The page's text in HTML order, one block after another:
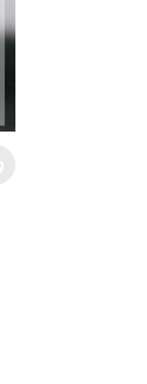
page
The options